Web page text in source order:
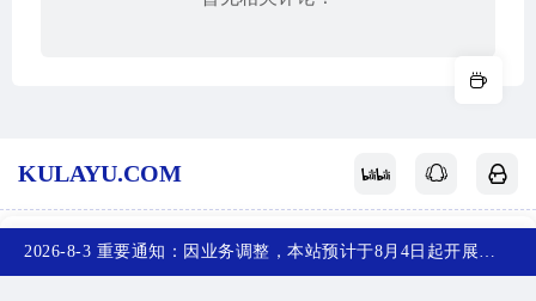
首页 产品 排行榜 投稿
KULAYU.COM
酷拉鱼 网站地图 关于我们 赞赏支持 反馈投稿
2026-8-3 重要通知：因业务调整，本站预计于8月4日起开展新备案，届时，网站首页将访问不了，您可以收藏任意一个页面，访问网站！~